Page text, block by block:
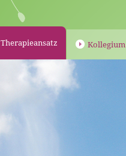
Therapieansatz Kollegium